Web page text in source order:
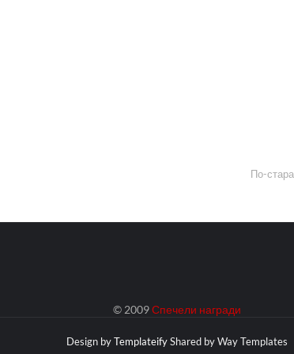
По-стара
© 2009Спечели награди
Design byTemplateifyShared byWay Templates